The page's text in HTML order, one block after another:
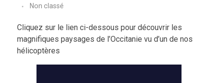
Non classé
Cliquez sur le lien ci-dessous pour découvrir les
magnifiques paysages de l’Occitanie vu d’un de nos
hélicoptères